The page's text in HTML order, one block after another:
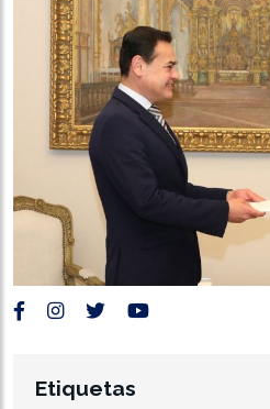
Etiquetas